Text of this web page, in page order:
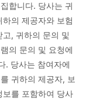
합니다. 당사는 귀
의 제공자와 보험
, 귀하의 문의 및
의 문의 및 요청에
. 당사는 참여자에
귀하의 제공자, 보
를 포함하여 당사